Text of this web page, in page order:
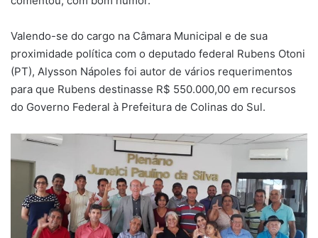
Valendo-se do cargo na Câmara Municipal e de sua
proximidade política com o deputado federal Rubens Otoni
(PT), Alysson Nápoles foi autor de vários requerimentos
para que Rubens destinasse R$ 550.000,00 em recursos
do Governo Federal à Prefeitura de Colinas do Sul.